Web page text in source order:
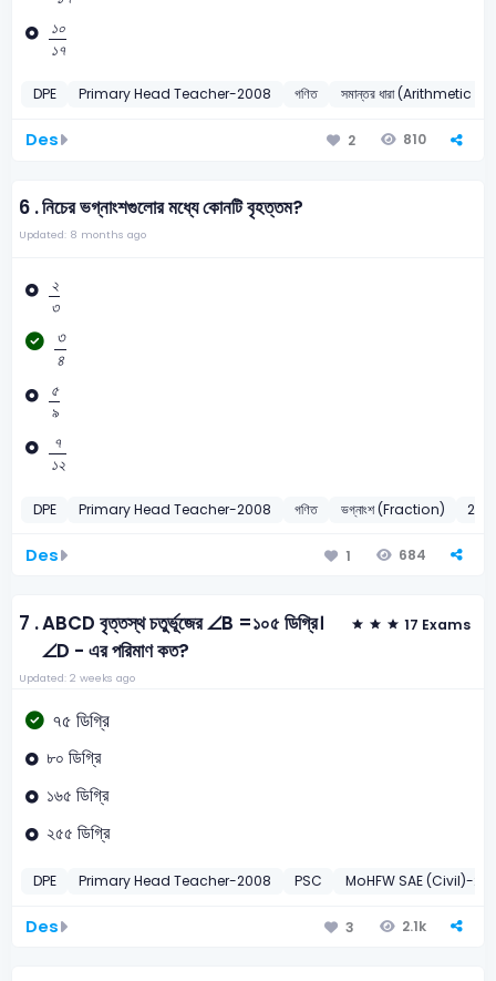
১০
১৭
১০
DPE Primary Head Teacher-2008 গণিত সমান্তর ধারা (Arithmetic
Des 2 810
6 .নিচের ভগ্নাংশগুলোর মধ্যে কোনটি বৃহত্তম?
Updated: 8 months ago
২
৩
২৩
৩
৪
৩৪
৫
৯
৫৯
৭
১২
৭১
DPE Primary Head Teacher-2008 গণিত ভগ্নাংশ (Fraction)
Des 1 684
7 .ABCD বৃত্তস্থ চতুর্ভূজের ∠B =১০৫ ডিগ্রি।
∠D - এর পরিমাণ কত?
17 Exams
Updated: 2 weeks ago
৭৫ ডিগ্রি
৮০ ডিগ্রি
১৬৫ ডিগ্রি
২৫৫ ডিগ্রি
DPE Primary Head Teacher-2008 PSC MoHFW SAE (Civil)-
Des 3 2.1k